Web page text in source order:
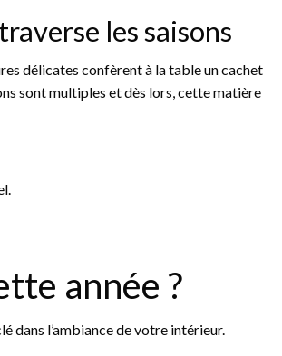
les saisons
délicates confèrent à la table un cachet
sont multiples et dès lors, cette matière
année ?
dans l’ambiance de votre intérieur.